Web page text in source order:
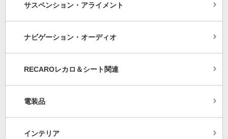
サスペンション・アライメント
ナビゲーション・オーディオ
RECAROレカロ＆シート関連
電装品
インテリア